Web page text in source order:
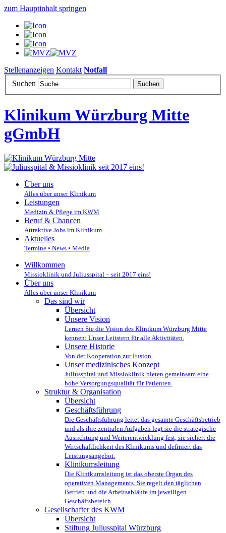
zum Hauptinhalt springen
Stellenanzeigen Kontakt Notfall
Suchen
Klinikum Würzburg Mitte
gGmbH
Über uns
Alles über unser Klinikum
Leistungen
Medizin & Pflege im KWM
Beruf & Chancen
Attraktive Jobs im Klinikum
Aktuelles
Termine • News • Media
Willkommen
Missioklinik und Juliusspital – seit 2017 eins!
Über uns
Alles über unser Klinikum
Das sind wir
Übersicht
Unsere Vision
Lernen Sie die Vision des Klinikum Würzburg Mitte
kennen: Unser Leitstern für alle Aktivitäten.
Unsere Historie
Von der Kooperation zur Fusion.
Unser medizinisches Konzept
Juliusspital und Missioklinik bieten gemeinsam eine
hohe Versorgungsqualität für Patienten.
Struktur & Organisation
Übersicht
Geschäftsführung
Die Geschäftsführung leitet das gesamte Geschäftsbetrieb
und als ihre zentralen Aufgaben legt sie die strategische
Ausrichtung und Weiterentwicklung fest, sie sichert die
Wirtschaftlichkeit des Klinikums und definiert das
Leistungsangebot.
Klinikumsleitung
Die Klinikumsleitung ist das oberste Organ des
operativen Managements. Sie regelt den täglichen
Betrieb und die Arbeitsabläufe im jeweiligen
Geschäftsbereich.
Gesellschafter des KWM
Übersicht
Stiftung Juliusspital Würzburg